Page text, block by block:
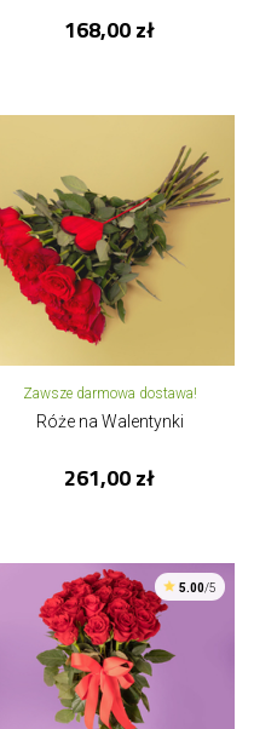
168,00 zł
Zawsze darmowa dostawa!
Róże na Walentynki
261,00 zł
5.00/5